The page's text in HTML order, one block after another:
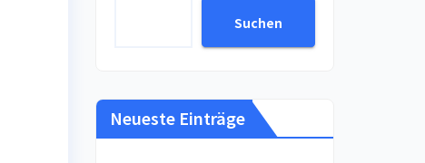
Suchen
Neueste Einträge